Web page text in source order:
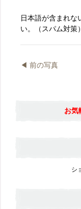
日本語が含まれな
い。（スパム対策）
◀︎ 前の写真
お気
シ